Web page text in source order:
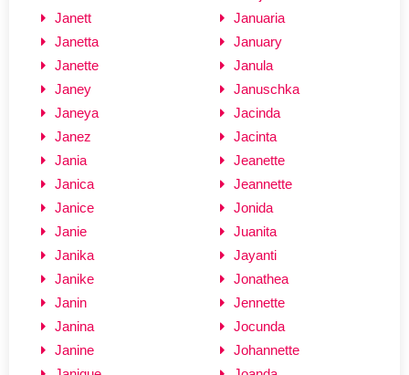
Janett
Janetta
Janette
Janey
Janeya
Janez
Jania
Janica
Janice
Janie
Janika
Janike
Janin
Janina
Janine
Januaria
January
Janula
Januschka
Jacinda
Jacinta
Jeanette
Jeannette
Jonida
Juanita
Jayanti
Jonathea
Jennette
Jocunda
Johannette